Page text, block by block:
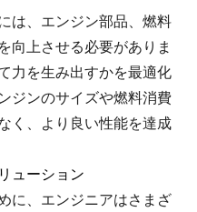
は、エンジン部品、燃料
向上させる必要がありま
力を生み出すかを最適化
ジンのサイズや燃料消費
く、より良い性能を達成
ューション
に、エンジニアはさまざ